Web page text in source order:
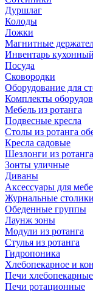
Дуршлаг
Колоды
Ложки
Магнитные
Инвентарь кухонный
Посуда
Сковородки
Оборудование для
Комплекты
Мебель из ротанга
Подвесные кресла
Столы из ротанга
Кресла садовые
Шезлонги из ротанга
Зонты уличные
Диваны
Аксессуары для
Журнальные столики
Обеденные группы
Лаунж зоны
Модули из ротанга
Стулья из ротанга
Гидропоника
Хлебопекарное и
Печи
Печи ротационные